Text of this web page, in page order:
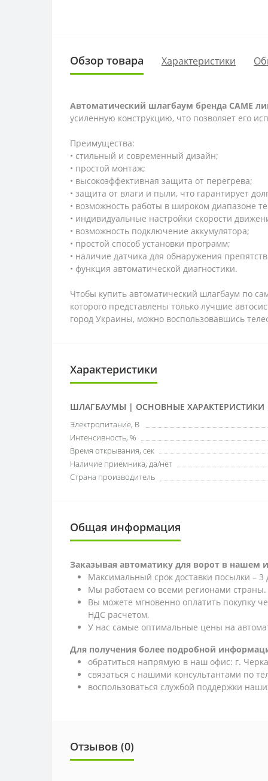
Обзор товара Характеристики
Автоматический шлагбаум бренда CAME
усиленную конструкцию, что позволяет его
Преимущества:
• стильный и современный дизайн;
• простой монтаж;
• высокоэффективная защита от перегрева;
• защита от влаги и пыли, что гарантирует
• возможность работы в широком диапазоне
• индивидуальные настройки скорости
• возможность подключение аккумулятора;
• простой способ установки программ;
• наличие датчика для обнаружения
• функция автоматической диагностики.
Чтобы купить автоматический шлагбаум по
которого представлены только лучшие
город Украины, можно воспользовавшись
Характеристики
ШЛАГБАУМЫ | ОСНОВНЫЕ ХАРАКТЕРИСТИКИ
Электропитание, В
Интенсивность, %
Время открывания, сек
Наличие приемника, да/нет
Страна производитель
Общая информация
Заказывая автоматику для ворот в нашем
Максимальный срок доставки посылки – 3
Мы работаем со всеми регионами страны.
Вы можете мгновенно оплатить покупку
НДС расчетом.
У нас самые оптимальные цены на
Для получения более подробной
обратиться напрямую в наш офис: г.
связаться с нашими консультантами по
воспользоваться службой поддержки
Отзывов (0)